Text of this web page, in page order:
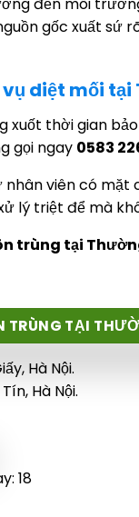
gốc xuất sứ
diệt mối
xuốt thời gian
gọi ngay 0583
nhân viên có mặt
lý triệt để mà
trùng tại
TRÙNG TẠI
Hà Nội.
Hà Nội.
18